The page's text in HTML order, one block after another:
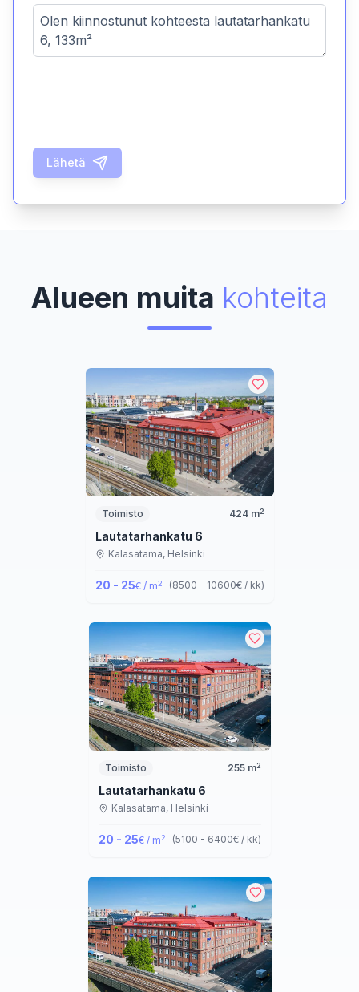
Lähetä
Alueen muita kohteita
Toimisto 424m2
Lautatarhankatu 6
Kalasatama, Helsinki
20 - 25€ / m2 (8500 - 10600€ / kk)
Toimisto 255m2
Lautatarhankatu 6
Kalasatama, Helsinki
20 - 25€ / m2 (5100 - 6400€ / kk)